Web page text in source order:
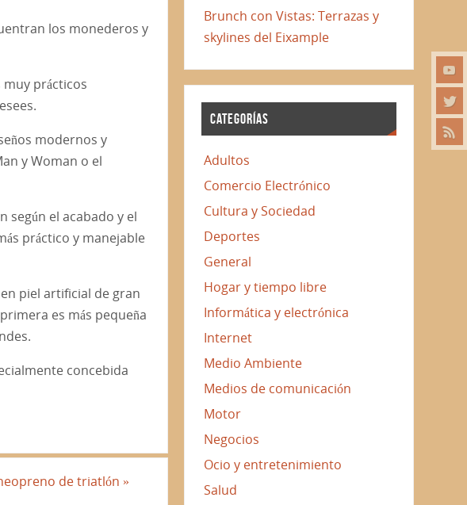
los monederos y
prácticos
modernos y
y Woman o el
el acabado y el
práctico y manejable
piel artificial de gran
es más pequeña
concebida
de triatlón »
Brunch con Vistas: Terrazas y
skylines del Eixample
CATEGORÍAS
Adultos
Comercio Electrónico
Cultura y Sociedad
Deportes
General
Hogar y tiempo libre
Informática y electrónica
Internet
Medio Ambiente
Medios de comunicación
Motor
Negocios
Ocio y entretenimiento
Salud